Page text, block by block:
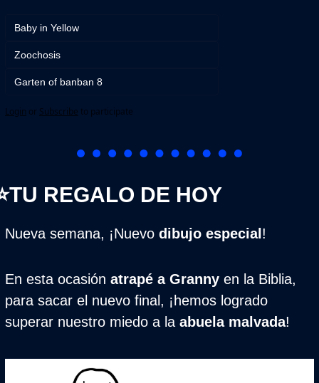
Baby in Yellow
Zoochosis
Garten of banban 8
Login or Subscribe to participate
REGALO DE HOY
Nueva semana, ¡Nuevo dibujo especial !
En esta ocasión atrapé a Granny en la Biblia,
para sacar el nuevo final, ¡hemos logrado
superar nuestro miedo a la abuela malvada!